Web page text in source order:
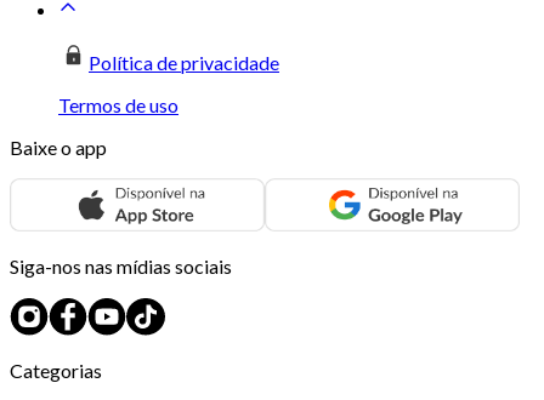
Política de privacidade
Termos de uso
Baixe o app
Siga-nos nas mídias sociais
Categorias